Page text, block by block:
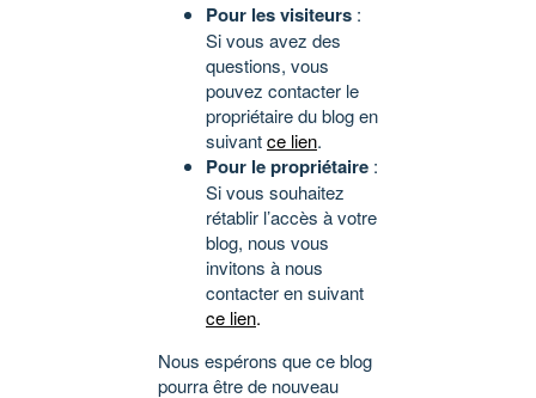
Pour les visiteurs :
Si vous avez des
questions, vous
pouvez contacter le
propriétaire du blog en
suivantce lien.
Pour le propriétaire :
Si vous souhaitez
rétablir l’accès à votre
blog, nous vous
invitons à nous
contacter en suivant
ce lien.
Nous espérons que ce blog
pourra être de nouveau